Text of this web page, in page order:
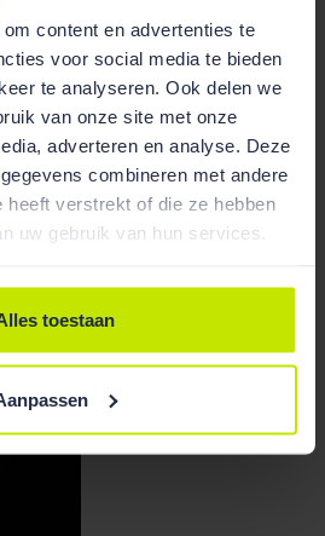
content en advertenties te
voor social media te bieden
te analyseren. Ook delen we
van onze site met onze
adverteren en analyse. Deze
combineren met andere
heeft verstrekt of die ze hebben
uw gebruik van hun services.
toestaan
in een vergunningplichtig en
als deze delen van het
zich niet bouwkundig en
Het kan dus niet
delen in een
dat onderdeel is van het
vergunningvrij deel dat
bouwwerk.